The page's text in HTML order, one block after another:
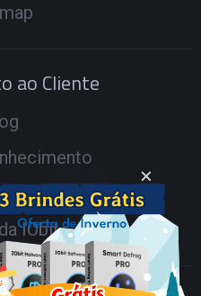
ao Cliente
Licença
IObit